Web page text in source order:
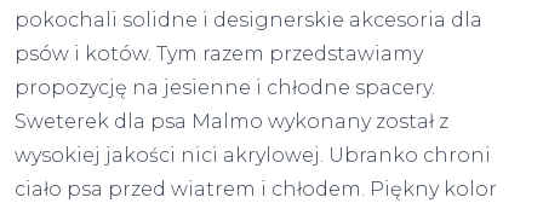
pokochali solidne i designerskie akcesoria dla
psów i kotów. Tym razem przedstawiamy
propozycję na jesienne i chłodne spacery.
Sweterek dla psa Malmo wykonany został z
wysokiej jakości nici akrylowej. Ubranko chroni
ciało psa przed wiatrem i chłodem. Piękny kolor